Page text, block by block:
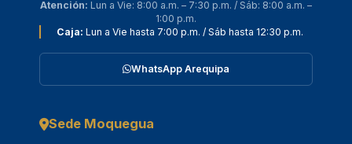
Atención: Lun a Vie: 8:00 a.m. – 7:30 p.m. / Sáb: 8:00 a.m. –
1:00 p.m.
Caja: Lun a Vie hasta 7:00 p.m. / Sáb hasta 12:30 p.m.
WhatsApp Arequipa
Sede Moquegua